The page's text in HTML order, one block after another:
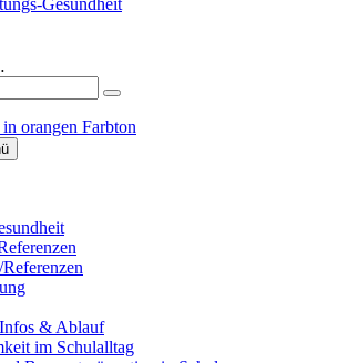
Gesundheit
& Ablauf
im Schulalltag